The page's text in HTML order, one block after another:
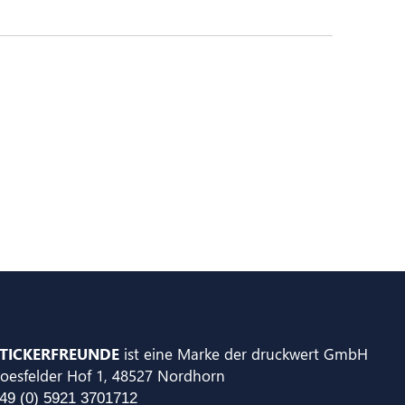
ist eine Marke der druckwert GmbH
Hof 1, 48527 Nordhorn
(0) 5921 3701712